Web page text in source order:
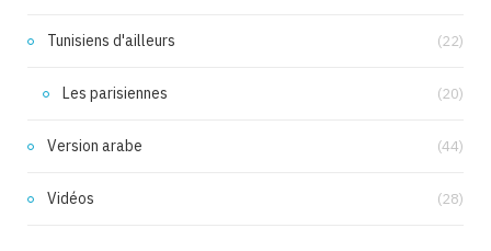
Tunisiens d'ailleurs (22)
Les parisiennes (20)
Version arabe (44)
Vidéos (28)